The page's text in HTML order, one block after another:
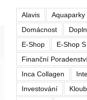
Alavis Aquaparky
Domácnost
E-Shop
E-Shop
Finanční
Inca Collagen
Investování